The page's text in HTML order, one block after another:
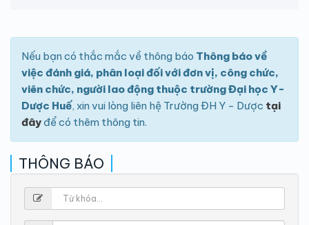
Nếu bạn có thắc mắc về thông báo Thông báo về
việc đánh giá, phân loại đối với đơn vị, công chức,
viên chức, người lao động thuộc trường Đại học Y-
Dược Huế, xin vui lòng liên hệ Trường ĐH Y - Dược tại
đây để có thêm thông tin.
THÔNG BÁO